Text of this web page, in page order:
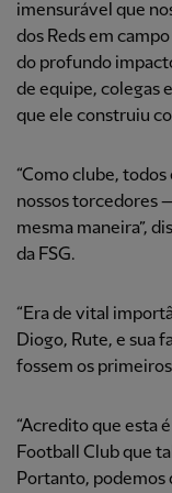
imensurável que
dos Reds em
do profundo
de equipe, colegas
que ele construiu
“Como clube,
nossos torcedores
mesma maneira”,
da FSG.
“Era de vital
Diogo, Rute, e sua
fossem os
“Acredito que esta
Football Club que
Portanto, podemos